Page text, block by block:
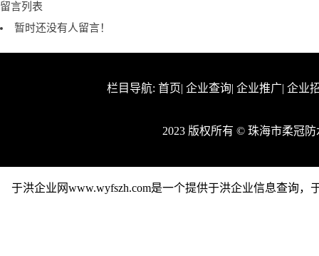
留言列表
暂时还没有人留言！
栏目导航: 首页| 企业查询| 企业推广| 企业
2023 版权所有 © 珠海市柔冠
于洪企业网www.wyfszh.com是一个提供于洪企业信息查询